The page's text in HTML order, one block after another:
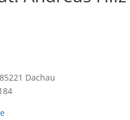
Dachau